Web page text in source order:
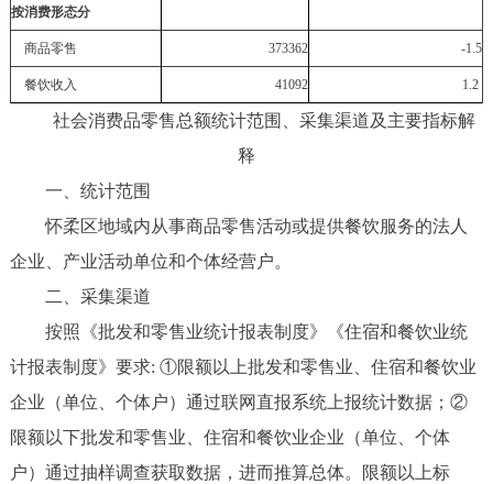
按消费形态分
商品零售 373362 -1.5
餐饮收入 41092 1.2
社会消费品零售总额统计范围、采集渠道及主要指标解
释
一、统计范围
怀柔区地域内从事商品零售活动或提供餐饮服务的法人
企业、产业活动单位和个体经营户。
二、采集渠道
按照《批发和零售业统计报表制度》《住宿和餐饮业统
计报表制度》要求: ①限额以上批发和零售业、住宿和餐饮业
企业（单位、个体户）通过联网直报系统上报统计数据；②
限额以下批发和零售业、住宿和餐饮业企业（单位、个体
户）通过抽样调查获取数据，进而推算总体。限额以上标